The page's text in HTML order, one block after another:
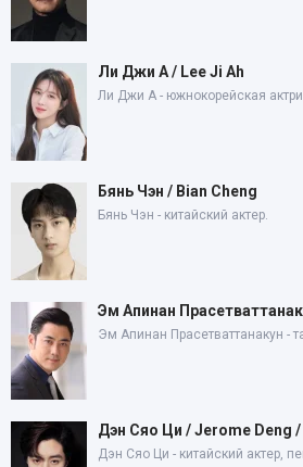
Ли Джи А / Lee Ji Ah
Ли Джи А - южнокорейская
Бянь Чэн / Bian Cheng
Бянь Чэн - китайский актер.
Эм Апинан
Эм Апинан Прасетваттанакун -
Дэн Сяо Ци / Jerome Deng /
Дэн Сяо Ци - китайский актер,